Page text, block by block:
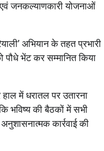
जनकल्याणकारी योजनाओं
अभियान के तहत प्रभारी
पौधे भेंट कर सम्मानित किया
हाल में धरातल पर उतारना
भविष्य की बैठकों में सभी
कार्रवाई की